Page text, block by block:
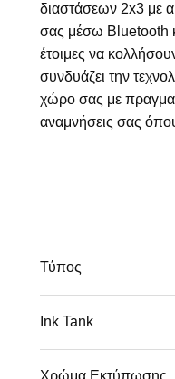
διαστάσεων 2x3 με
σας μέσω Bluetooth
έτοιμες να
συνδυάζει την
χώρο σας με
αναμνήσεις σας
Τύπος
Ink Tank
Χρώμα Εκτύπωσης